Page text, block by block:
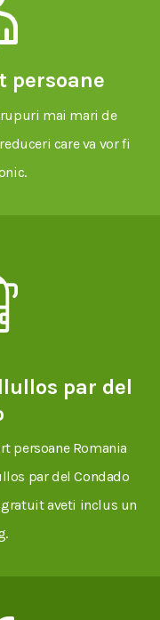
persoane
mai mari de
care va vor fi
par del
persoane Romania
par del Condado
gratuit aveti inclus un